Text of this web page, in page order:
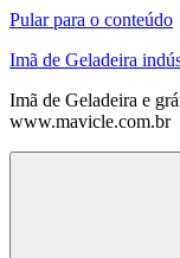
Pular para o conteúdo
Imã de Geladeira
Imã de Geladeira e
www.mavicle.com.br